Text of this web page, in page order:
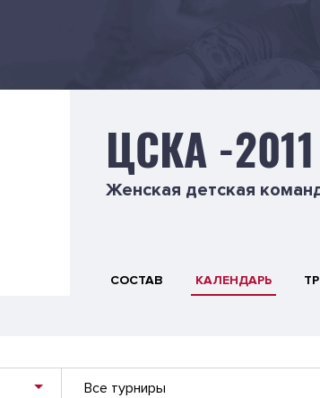
ЦСКА -
Женская детская
СОСТАВ КАЛЕНДАРЬ
Все турниры